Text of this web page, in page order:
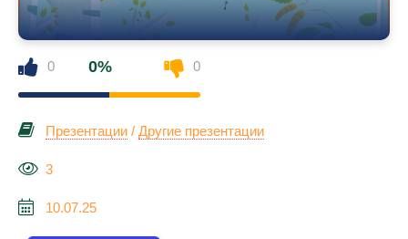
0 0% 0
Презентации / Другие презентации
3
10.07.25